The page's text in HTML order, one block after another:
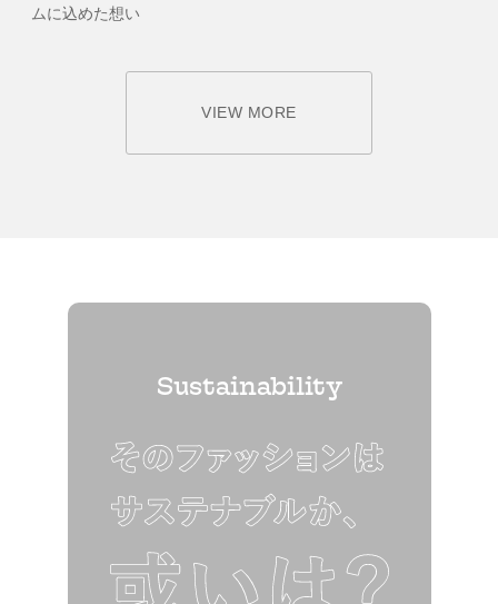
ムに込めた想い
VIEW MORE
Sustainability